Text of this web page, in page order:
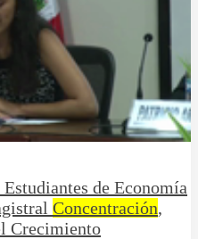
de Economía
Concentración,
Crecimiento